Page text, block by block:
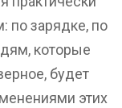
по зарядке, по
которые
будет
этих